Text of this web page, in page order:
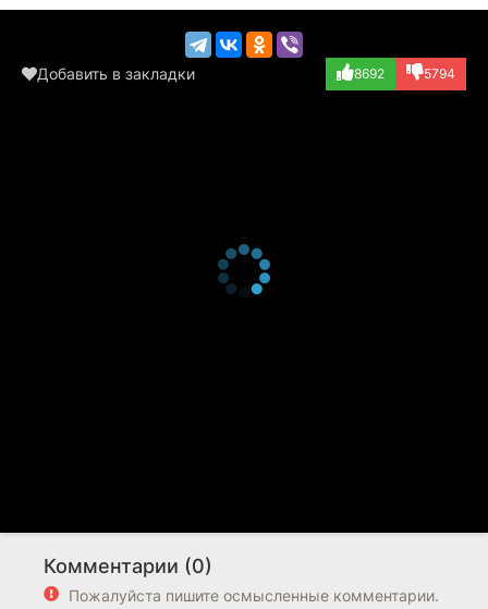
Добавить в закладки 8692 5794
Комментарии (0)
Пожалуйста пишите осмысленные комментарии.